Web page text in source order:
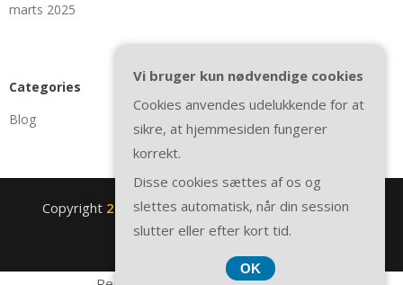
marts 2025
Categories
Blog
Copyright 2nite.se. All rights reserved.| Theme by
SuperbThemes
Vi bruger kun nødvendige cookies
Cookies anvendes udelukkende for at
sikre, at hjemmesiden fungerer
korrekt.
Disse cookies sættes af os og
slettes automatisk, når din session
slutter eller efter kort tid.
OK